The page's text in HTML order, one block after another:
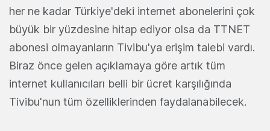
her ne kadar Türkiye'deki internet abonelerini çok
büyük bir yüzdesine hitap ediyor olsa da TTNET
abonesi olmayanların Tivibu'ya erişim talebi vardı.
Biraz önce gelen açıklamaya göre artık tüm
internet kullanıcıları belli bir ücret karşılığında
Tivibu'nun tüm özelliklerinden faydalanabilecek.